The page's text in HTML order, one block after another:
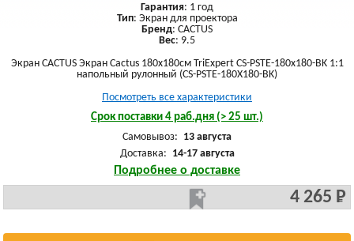
Гарантия: 1 год
Тип: Экран для проектора
Бренд: CACTUS
Вес: 9.5
Экран CACTUS Экран Cactus 180x180см TriExpert CS-PSTE-180x180-BK 1:1
напольный рулонный (CS-PSTE-180X180-BK)
Посмотреть все характеристики
Срок поставки 4 раб.дня (> 25 шт.)
Самовывоз: 13 августа
Доставка: 14-17 августа
Подробнее о доставке
4 265 Р